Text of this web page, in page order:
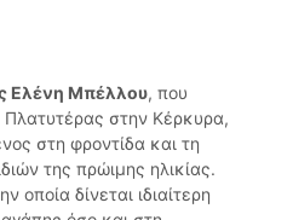
Ελένη Μπέλλου, που
Πλατυτέρας στην Κέρκυρα,
στη φροντίδα και τη
της πρώιμης ηλικίας.
οποία δίνεται ιδιαίτερη